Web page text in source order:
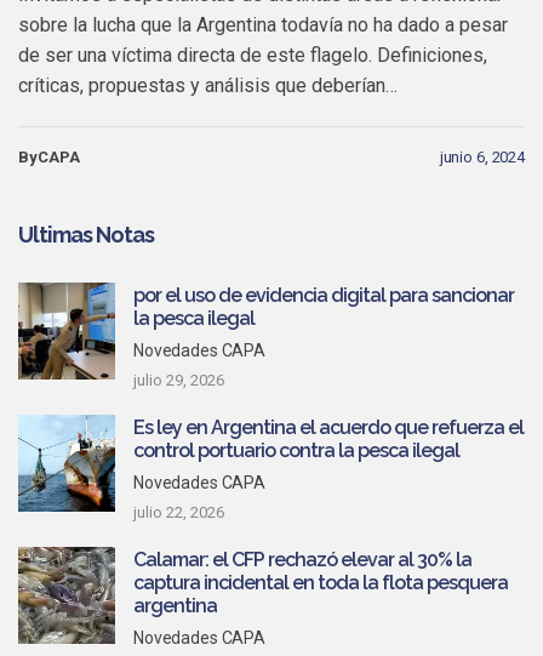
sobre la lucha que la Argentina todavía no ha dado a pesar
de ser una víctima directa de este flagelo. Definiciones,
críticas, propuestas y análisis que deberían…
ByCAPA junio 6, 2024
Ultimas Notas
por el uso de evidencia digital para sancionar
la pesca ilegal
Novedades CAPA
julio 29, 2026
Es ley en Argentina el acuerdo que refuerza el
control portuario contra la pesca ilegal
Novedades CAPA
julio 22, 2026
Calamar: el CFP rechazó elevar al 30% la
captura incidental en toda la flota pesquera
argentina
Novedades CAPA